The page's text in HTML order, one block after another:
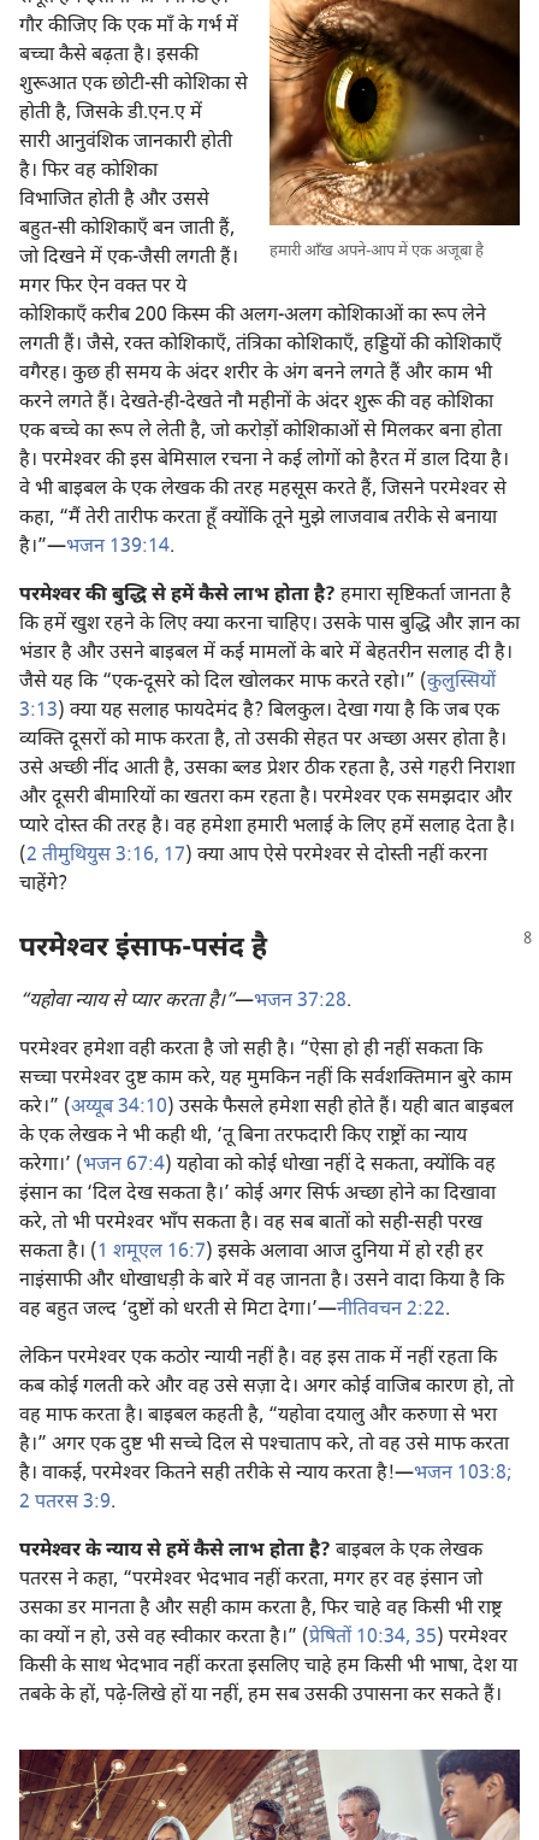
हमारी आँख अपने-आप में एक अजूबा है
गौर कीजिए कि एक माँ के गर्भ में
बच्चा कैसे बढ़ता है। इसकी
शुरूआत एक छोटी-सी कोशिका से
होती है, जिसके डी.एन.ए में
सारी आनुवंशिक जानकारी होती
है। फिर वह कोशिका
विभाजित होती है और उससे
बहुत-सी कोशिकाएँ बन जाती हैं,
जो दिखने में एक-जैसी लगती हैं।
मगर फिर ऐन वक्‍त पर ये
कोशिकाएँ करीब 200 किस्म की अलग-अलग कोशिकाओं का रूप लेने
लगती हैं। जैसे, रक्‍त कोशिकाएँ, तंत्रिका कोशिकाएँ, हड्डियों की कोशिकाएँ
वगैरह। कुछ ही समय के अंदर शरीर के अंग बनने लगते हैं और काम भी
करने लगते हैं। देखते-ही-देखते नौ महीनों के अंदर शुरू की वह कोशिका
एक बच्चे का रूप ले लेती है, जो करोड़ों कोशिकाओं से मिलकर बना होता
है। परमेश्‍वर की इस बेमिसाल रचना ने कई लोगों को हैरत में डाल दिया है।
वे भी बाइबल के एक लेखक की तरह महसूस करते हैं, जिसने परमेश्‍वर से
कहा, “मैं तेरी तारीफ करता हूँ क्योंकि तूने मुझे लाजवाब तरीके से बनाया
है।”​—भजन 139:14.
परमेश्‍वर की बुद्धि से हमें कैसे लाभ होता है? हमारा सृष्टिकर्ता जानता है
कि हमें खुश रहने के लिए क्या करना चाहिए। उसके पास बुद्धि और ज्ञान का
भंडार है और उसने बाइबल में कई मामलों के बारे में बेहतरीन सलाह दी है।
जैसे यह कि “एक-दूसरे को दिल खोलकर माफ करते रहो।” (कुलुस्सियों
3:13) क्या यह सलाह फायदेमंद है? बिलकुल। देखा गया है कि जब एक
व्यक्‍ति दूसरों को माफ करता है, तो उसकी सेहत पर अच्छा असर होता है।
उसे अच्छी नींद आती है, उसका ब्लड प्रेशर ठीक रहता है, उसे गहरी निराशा
और दूसरी बीमारियों का खतरा कम रहता है। परमेश्‍वर एक समझदार और
प्यारे दोस्त की तरह है। वह हमेशा हमारी भलाई के लिए हमें सलाह देता है।
(2 तीमुथियुस 3:16, 17) क्या आप ऐसे परमेश्‍वर से दोस्ती नहीं करना
चाहेंगे?
परमेश्‍वर इंसाफ-पसंद है
“यहोवा न्याय से प्यार करता है।”​—भजन 37:28.
परमेश्‍वर हमेशा वही करता है जो सही है। “ऐसा हो ही नहीं सकता कि
सच्चा परमेश्‍वर दुष्ट काम करे, यह मुमकिन नहीं कि सर्वशक्‍तिमान बुरे काम
करे।” (अय्यूब 34:10) उसके फैसले हमेशा सही होते हैं। यही बात बाइबल
के एक लेखक ने भी कही थी, ‘तू बिना तरफदारी किए राष्ट्रों का न्याय
करेगा।’ (भजन 67:4) यहोवा को कोई धोखा नहीं दे सकता, क्योंकि वह
इंसान का ‘दिल देख सकता है।’ कोई अगर सिर्फ अच्छा होने का दिखावा
करे, तो भी परमेश्‍वर भाँप सकता है। वह सब बातों को सही-सही परख
सकता है। (1 शमूएल 16:7) इसके अलावा आज दुनिया में हो रही हर
नाइंसाफी और धोखाधड़ी के बारे में वह जानता है। उसने वादा किया है कि
वह बहुत जल्द ‘दुष्टों को धरती से मिटा देगा।’​—नीतिवचन 2:22.
लेकिन परमेश्‍वर एक कठोर न्यायी नहीं है। वह इस ताक में नहीं रहता कि
कब कोई गलती करे और वह उसे सज़ा दे। अगर कोई वाजिब कारण हो, तो
वह माफ करता है। बाइबल कहती है, “यहोवा दयालु और करुणा से भरा
है।” अगर एक दुष्ट भी सच्चे दिल से पश्‍चाताप करे, तो वह उसे माफ करता
है। वाकई, परमेश्‍वर कितने सही तरीके से न्याय करता है!​—भजन 103:8;
2 पतरस 3:9.
परमेश्‍वर के न्याय से हमें कैसे लाभ होता है? बाइबल के एक लेखक
पतरस ने कहा, “परमेश्‍वर भेदभाव नहीं करता, मगर हर वह इंसान जो
उसका डर मानता है और सही काम करता है, फिर चाहे वह किसी भी राष्ट्र
का क्यों न हो, उसे वह स्वीकार करता है।” (प्रेषितों 10:34, 35) परमेश्‍वर
किसी के साथ भेदभाव नहीं करता इसलिए चाहे हम किसी भी भाषा, देश या
तबके के हों, पढ़े-लिखे हों या नहीं, हम सब उसकी उपासना कर सकते हैं।